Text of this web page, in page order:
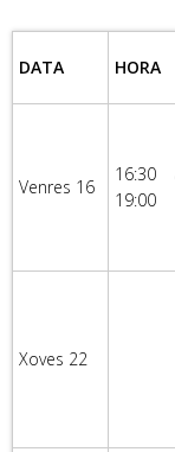
DATA HORA
Venres 16
16:30
19:00
Xoves 22